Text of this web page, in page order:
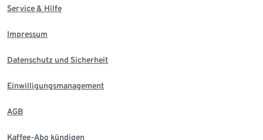
Service & Hilfe
Impressum
Datenschutz und Sicherheit
Einwilligungsmanagement
AGB
Kaffee-Abo kündigen